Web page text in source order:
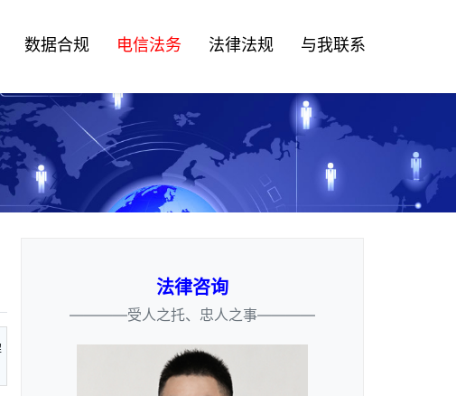
数据合规 电信法务 法律法规 与我联系
法律咨询
————受人之托、忠人之事————